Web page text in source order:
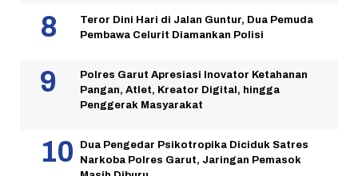
Teror Dini Hari di Jalan Guntur, Dua Pemuda
Pembawa Celurit Diamankan Polisi
Polres Garut Apresiasi Inovator Ketahanan
Pangan, Atlet, Kreator Digital, hingga
Penggerak Masyarakat
Dua Pengedar Psikotropika Diciduk Satres
Narkoba Polres Garut, Jaringan Pemasok